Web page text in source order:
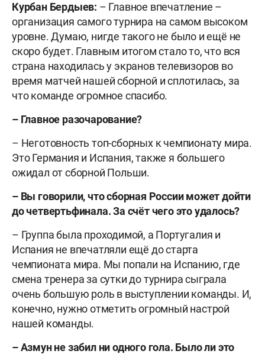
Курбан Бердыев: – Главное впечатление –
организация самого турнира на самом высоком
уровне. Думаю, нигде такого не было и ещё не
скоро будет. Главным итогом стало то, что вся
страна находилась у экранов телевизоров во
время матчей нашей сборной и сплотилась, за
что команде огромное спасибо.
– Главное разочарование?
– Неготовность топ-сборных к чемпионату мира.
Это Германия и Испания, также я большего
ожидал от сборной Польши.
– Вы говорили, что сборная России может дойти
до четвертьфинала. За счёт чего это удалось?
– Группа была проходимой, а Португалия и
Испания не впечатляли ещё до старта
чемпионата мира. Мы попали на Испанию, где
смена тренера за сутки до турнира сыграла
очень большую роль в выступлении команды. И,
конечно, нужно отметить огромный настрой
нашей команды.
– Азмун не забил ни одного гола. Было ли это